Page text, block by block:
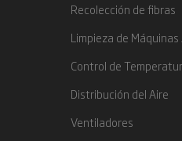
Recolección de fibras
Limpieza de
Control de
Distribución del Aire
Ventiladores